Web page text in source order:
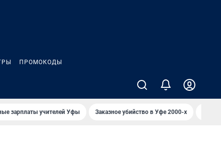
ПРОМОКОДЫ
зарплаты учителей Уфы Заказное убийство в Уфе 2000-х